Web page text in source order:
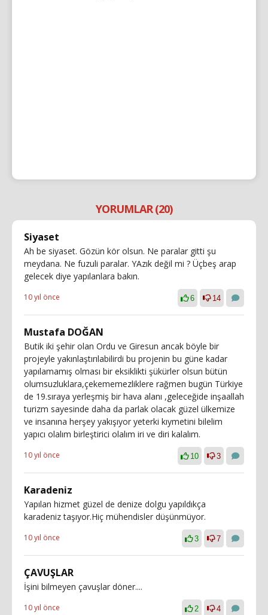
YORUMLAR (20)
Siyaset
Ah be siyaset. Gözün kör olsun. Ne paralar gitti şu
meydana. Ne fuzuli paralar. YAzık değil mi ? Üçbeş arap
gelecek diye yapılanlara bakın.
10 yıl önce 6 14
Mustafa DOĞAN
Butik iki şehir olan Ordu ve Giresun ancak böyle bir
projeyle yakınlaştırılabilirdi bu projenin bu güne kadar
yapılamamış olması bir eksiklikti şükürler olsun bütün
olumsuzluklara,çekememezliklere rağmen bugün Türkiye
de 19.sıraya yerleşmiş bir hava alanı ,geleceğide inşaallah
turizm sayesinde daha da parlak olacak güzel ülkemize
ve insanına herşey yakışıyor yeterki kıymetini bilelim
yapıcı olalım birleştirici olalım iri ve diri kalalım.
10 yıl önce 10 3
Karadeniz
Yapılan hizmet güzel de denize dolgu yapıldıkça
karadeniz taşıyor.Hiç mühendisler düşünmüyor.
10 yıl önce 3 7
ÇAVUŞLAR
İşini bilmeyen çavuşlar döner....
10 yıl önce 2 4